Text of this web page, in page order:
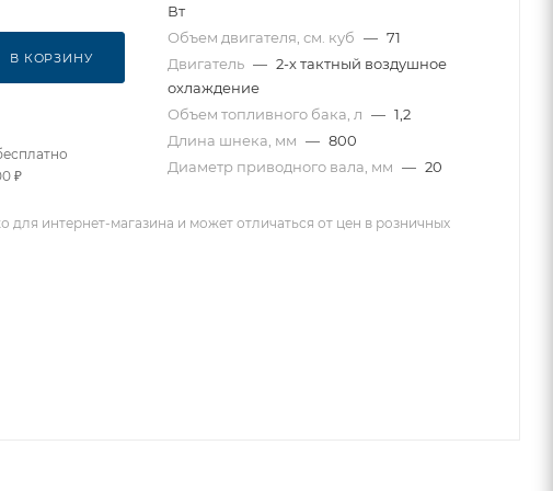
В КОРЗИНУ
₽
Вт
Объем двигателя, см. куб — 71
Двигатель — 2-х тактный воздушное
охлаждение
Объем топливного бака, л — 1,2
Длина шнека, мм — 800
Диаметр приводного вала, мм — 20
для интернет-магазина и может отличаться от цен в розничных